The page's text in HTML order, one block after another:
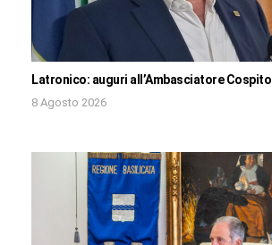
Latronico: auguri all’Ambasciatore Cospito
8 Agosto 2026